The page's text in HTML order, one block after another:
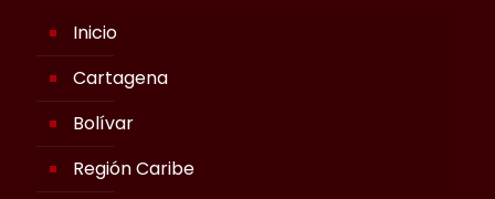
Inicio
Cartagena
Bolívar
Región Caribe